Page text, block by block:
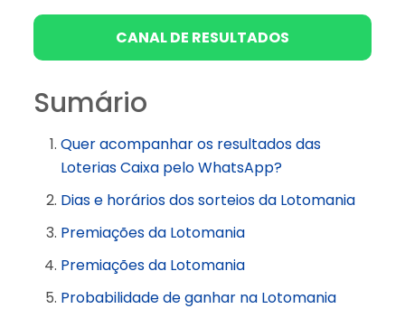
CANAL DE RESULTADOS
Sumário
Quer acompanhar os resultados das
Loterias Caixa pelo WhatsApp?
Dias e horários dos sorteios da Lotomania
Premiações da Lotomania
Premiações da Lotomania
Probabilidade de ganhar na Lotomania